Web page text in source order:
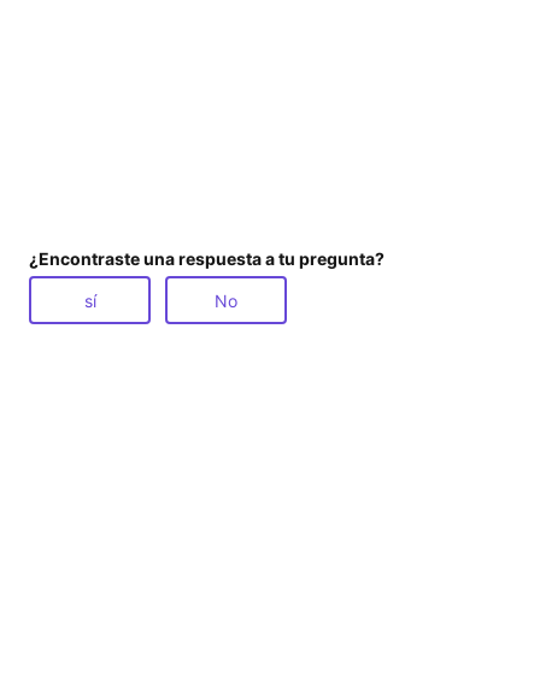
¿Encontraste una respuesta a tu pregunta?
sí No